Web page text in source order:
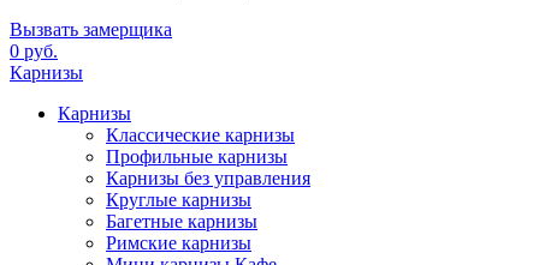
Вызвать замерщика
0 руб.
Карнизы
Карнизы
Классические карнизы
Профильные карнизы
Карнизы без управления
Круглые карнизы
Багетные карнизы
Римские карнизы